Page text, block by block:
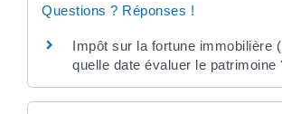
Questions ? Réponses !
Impôt sur la fortune immobilière
quelle date évaluer le patrimoine